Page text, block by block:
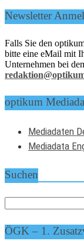
Newsletter
Falls Sie den
bitte eine eMail mit
Unternehmen bei
optikum
Mediadaten
Mediadata
Suchen
ÖGK – 1.